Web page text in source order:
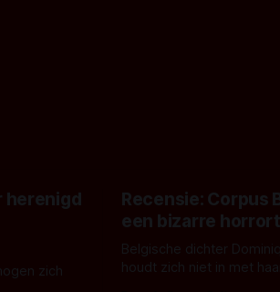
herenigd
zich
Recensie: Corpus
een bizarre
Belgische dichter
houdt zich niet in met